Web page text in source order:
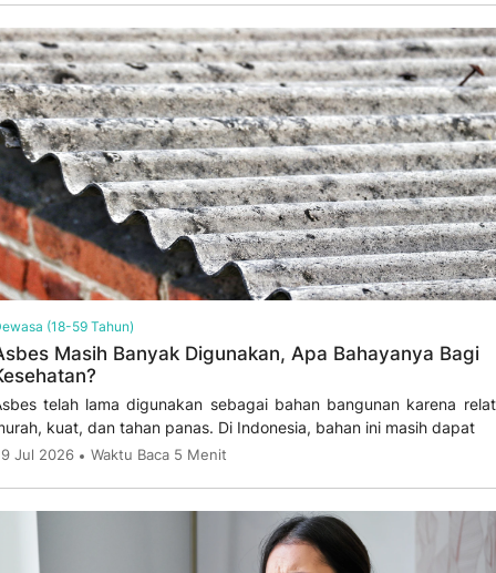
(18-59 Tahun)
Masih Banyak Digunakan, Apa Bahayanya Bagi
telah lama digunakan sebagai bahan bangunan karena
kuat, dan tahan panas. Di Indonesia, bahan ini masih dapat
Jul 2026 Waktu Baca 5 Menit